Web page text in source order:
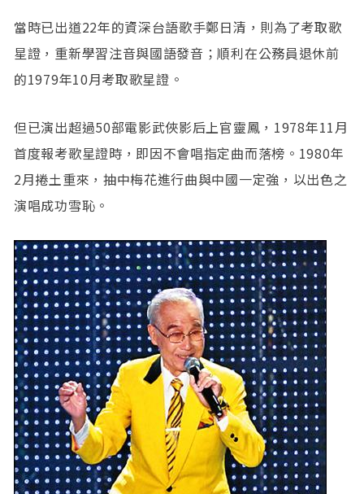
當時已出道22年的資深台語歌手鄭日清，則為了考取歌
星證，重新學習注音與國語發音；順利在公務員退休前
的1979年10月考取歌星證。
但已演出超過50部電影武俠影后上官靈鳳，1978年11月
首度報考歌星證時，即因不會唱指定曲而落榜。1980年
2月捲土重來，抽中梅花進行曲與中國一定強，以出色之
演唱成功雪恥。